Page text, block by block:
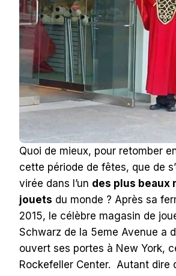
Quoi de mieux, pour retomber
cette période de fêtes, que de
virée dans l’un des plus beaux
jouets du monde ? Après sa
2015, le célèbre magasin de
Schwarz de la 5eme Avenue a
ouvert ses portes à New York,
Rockefeller Center. Autant dire